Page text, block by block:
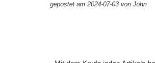
gepostet am 2024-07-03 von John